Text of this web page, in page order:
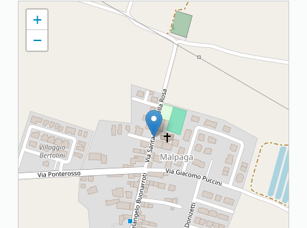
MALPAGA DI CALVISANO PARROCCHIA S. MARIA DELLA ROSA
+
−